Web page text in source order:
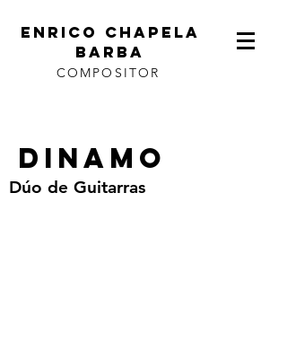
ENRICO CHAPELA
BARBA
COMPOSITOR
DINAMO
Dúo de Guitarras